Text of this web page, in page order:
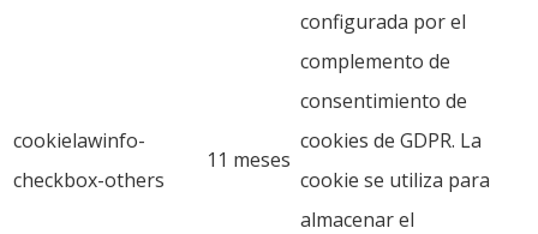
cookielawinfo-
checkbox-others
11 meses
configurada por el
complemento de
consentimiento de
cookies de GDPR. La
cookie se utiliza para
almacenar el